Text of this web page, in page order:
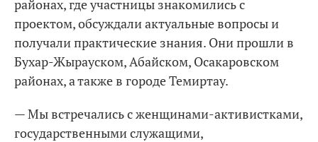
районах, где участницы знакомились с
проектом, обсуждали актуальные вопросы и
получали практические знания. Они прошли в
Бухар-Жырауском, Абайском, Осакаровском
районах, а также в городе Темиртау.
— Мы встречались с женщинами-активистками,
государственными служащими,